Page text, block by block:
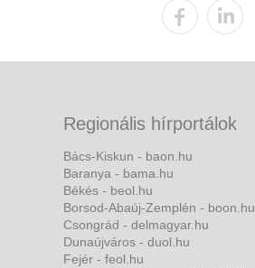
Regionális hírportálok
Bács-Kiskun - baon.hu
Baranya - bama.hu
Békés - beol.hu
Borsod-Abaúj-Zemplén - boon.hu
Csongrád - delmagyar.hu
Dunaújváros - duol.hu
Fejér - feol.hu